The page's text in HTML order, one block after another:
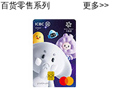
更多>>
百货零售系列